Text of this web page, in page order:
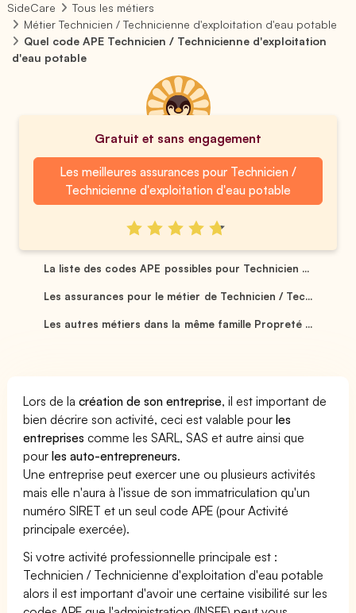
SideCare
Tous les métiers
Métier Technicien / Technicienne d'exploitation d'eau potable
Quel code APE Technicien / Technicienne d'exploitation
d'eau potable
Gratuit et sans engagement
Les meilleures assurances pour Technicien /
Technicienne d'exploitation d'eau potable
La liste des codes APE possibles pour Technicien ...
Les assurances pour le métier de Technicien / Tec...
Les autres métiers dans la même famille Propreté ...
Lors de lacréation de son entreprise, il est important de
bien décrire son activité, ceci est valable pourles
entreprises comme les SARL, SAS et autre ainsi que
pourles auto-entrepreneurs.
Une entreprise peut exercer une ou plusieurs activités
mais elle n'aura à l'issue de son immatriculation qu'un
numéro SIRET et un seul code APE (pour Activité
principale exercée).
Si votre activité professionnelle principale est :
Technicien / Technicienne d'exploitation d'eau potable
alors il est important d'avoir une certaine visibilité sur les